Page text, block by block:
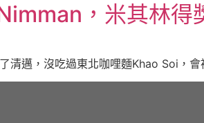
，米其林
清邁，沒吃過東北咖哩麵Khao Soi，